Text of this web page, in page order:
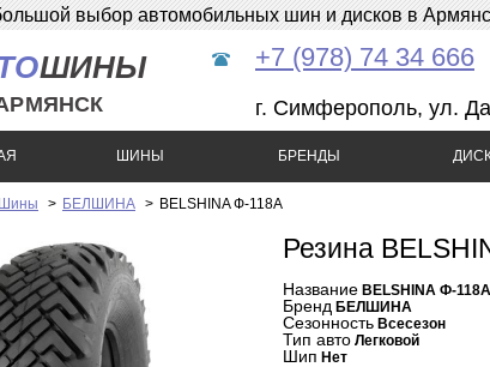
выбор автомобильных шин и дисков в
ШИНЫ +7 (978) 74 34 666
г. Симферополь, ул.
ШИНЫ БРЕНДЫ
Шины > БЕЛШИНА > BELSHINA Ф-118А
Резина
Название BELSHINA Ф-118А
Бренд БЕЛШИНА
Сезонность Всесезон
Тип авто Легковой
Шип Нет